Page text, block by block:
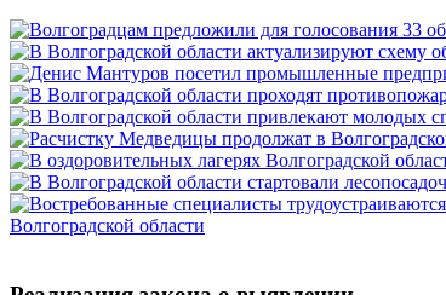
Волгоградской области